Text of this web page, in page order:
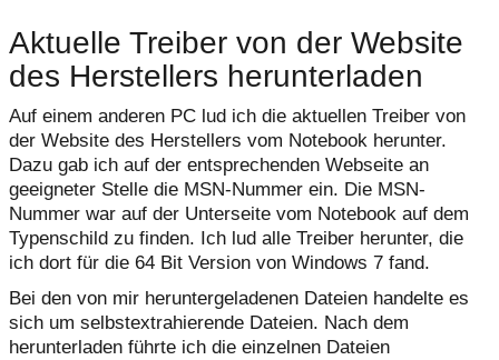
Aktuelle Treiber von der Website
des Herstellers herunterladen
Auf einem anderen PC lud ich die aktuellen Treiber von
der Website des Herstellers vom Notebook herunter.
Dazu gab ich auf der entsprechenden Webseite an
geeigneter Stelle die MSN-Nummer ein. Die MSN-
Nummer war auf der Unterseite vom Notebook auf dem
Typenschild zu finden. Ich lud alle Treiber herunter, die
ich dort für die 64 Bit Version von Windows 7 fand.
Bei den von mir heruntergeladenen Dateien handelte es
sich um selbstextrahierende Dateien. Nach dem
herunterladen führte ich die einzelnen Dateien